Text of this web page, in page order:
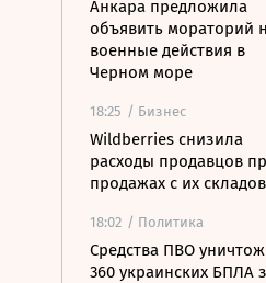
Анкара предложила
объявить мораторий
военные действия в
Черном море
18:25 / Бизнес
Wildberries снизила
расходы продавцов
продажах с их складов
18:02 / Политика
Средства ПВО
360 украинских БПЛА